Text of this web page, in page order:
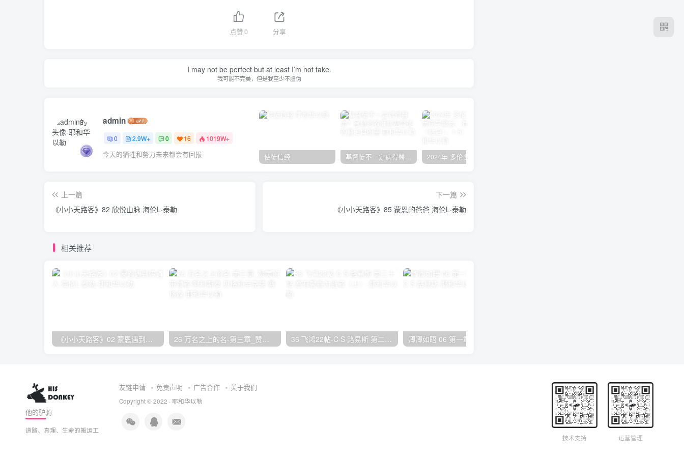
点赞0 分享
I may not be perfect but at least I’m not fake.
我可能不完美，但是我至少不虚伪
admin
0 2.9W+ 0 16 1019W+
今天的牺牲和努力未来都会有回报 使徒信经
上一篇
《小小天路客》82 欣悦山脉 海伦L·泰勒
下一篇
《小小天路客》85 蒙恩的爸爸 海伦L·泰勒
相关推荐
《小小天路客》02 蒙恩遇到传道人 海伦L·泰勒
他的驴驹
道路、真理、生命的搬运工
友链申请 免责声明 广告合作 关于我们
Copyright © 2022 · 耶和华以勒
技术支持 运营管理